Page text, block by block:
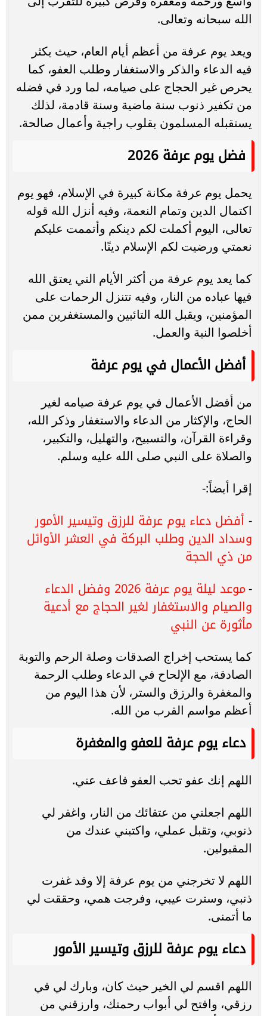
الله سبحانه وتعالى.
ويعد يوم عرفة من أعظم أيام العام، حيث يكثر
فيه الدعاء والذكر والاستغفار وطلب العفو، كما
يحرص غير الحجاج على صيامه، لما ورد في فضله
من تكفير ذنوب سنة ماضية وسنة قادمة، لذلك
يستقبله المسلمون بقلوب راجية وأعمال صالحة.
فضل يوم عرفة 2026
يحمل يوم عرفة مكانة كبيرة في الإسلام، فهو يوم
اكتمال الدين وتمام النعمة، وفيه أنزل الله قوله
تعالى، اليوم أكملت لكم دينكم وأتممت عليكم
نعمتي ورضيت لكم الإسلام دينًا.
كما يعد يوم عرفة من أكثر الأيام التي يعتق الله
فيها عباده من النار، وفيه تتنزل الرحمات على
المؤمنين، ويقبل الله التائبين والمستغفرين ممن
أخلصوا النية والعمل.
أفضل الأعمال في يوم عرفة
من أفضل الأعمال في يوم عرفة صيامه لغير
الحاج، والإكثار من الدعاء والاستغفار وذكر الله،
وقراءة القرآن، والتسبيح، والتهليل، والتكبير،
والصلاة على النبي صلى الله عليه وسلم.
إقرا أيضاً:-
- أفضل دعاء يوم عرفة للرزق وتيسير الأمور
وسداد الدين وطلب البركة في العشر الأوائل
من ذي الحجة
- موعد ليلة يوم عرفة 2026 وفضل الدعاء
والصيام والاستغفار لغير الحجاج مع أدعية
مأثورة عن النبي
كما يستحب إخراج الصدقات وصلة الرحم والتوبة
الصادقة، مع الإلحاح في الدعاء وطلب الرحمة
والمغفرة والرزق والستر، لأن هذا اليوم من
أعظم مواسم القرب من الله.
دعاء يوم عرفة للعفو والمغفرة
اللهم إنك عفو تحب العفو فاعف عني.
اللهم اجعلني من عتقائك من النار، واغفر لي
ذنوبي، وتقبل عملي، واكتبني عندك من
المقبولين.
اللهم لا تخرجني من يوم عرفة إلا وقد غفرت
ذنبي، وسترت عيبي، وفرجت همي، وحققت لي
ما أتمنى.
دعاء يوم عرفة للرزق وتيسير الأمور
اللهم اقسم لي الخير حيث كان، وبارك لي في
رزقي، وافتح لي أبواب رحمتك، وارزقني من